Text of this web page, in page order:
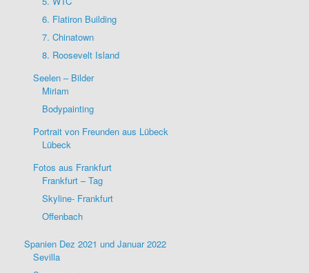
6. Flatiron Building
7. Chinatown
8. Roosevelt Island
Seelen – Bilder
Miriam
Bodypainting
Portrait von Freunden aus Lübeck
Lübeck
Fotos aus Frankfurt
Frankfurt – Tag
Skyline- Frankfurt
Offenbach
Spanien Dez 2021 und Januar 2022
Sevilla